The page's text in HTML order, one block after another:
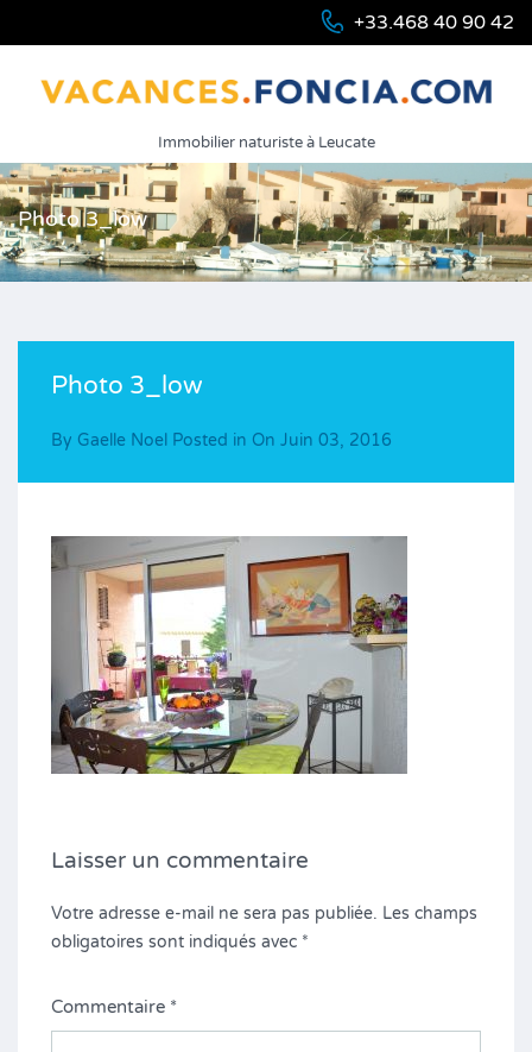
+33.468 40 90 42
Immobilier naturiste à Leucate
Photo 3_low
Photo 3_low
By Gaelle Noel Posted in On Juin 03, 2016
Laisser un commentaire
Votre adresse e-mail ne sera pas publiée. Les champs
obligatoires sont indiqués avec *
Commentaire *